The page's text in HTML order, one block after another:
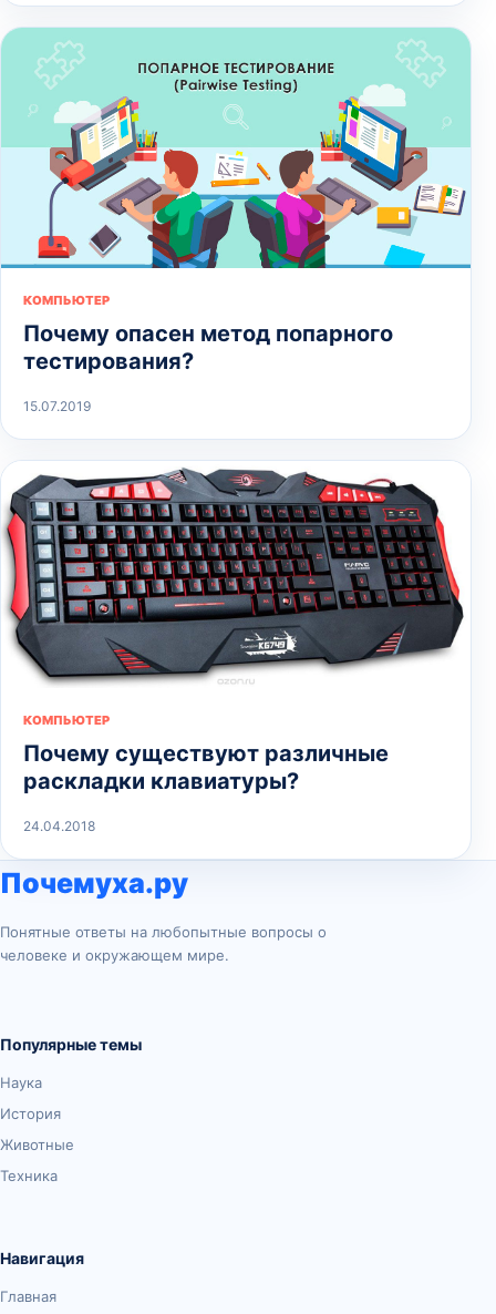
КОМПЬЮТЕР
Почему опасен метод попарного
тестирования?
15.07.2019
КОМПЬЮТЕР
Почему существуют различные
раскладки клавиатуры?
24.04.2018
Почемуха.ру
Понятные ответы на любопытные вопросы о
человеке и окружающем мире.
Популярные темы
Наука
История
Животные
Техника
Навигация
Главная